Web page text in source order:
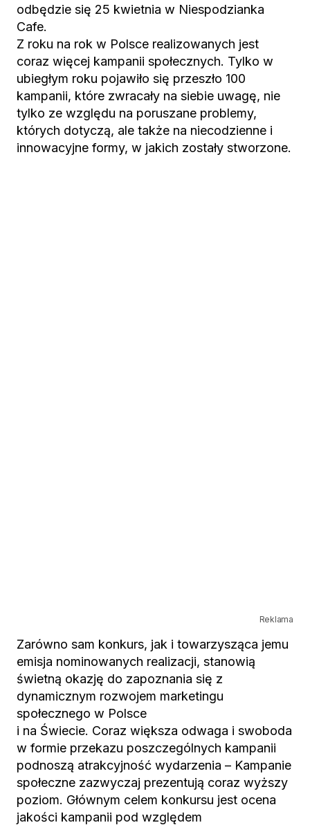
odbędzie się 25 kwietnia w Niespodzianka
Cafe.
Z roku na rok w Polsce realizowanych jest
coraz więcej kampanii społecznych. Tylko w
ubiegłym roku pojawiło się przeszło 100
kampanii, które zwracały na siebie uwagę, nie
tylko ze względu na poruszane problemy,
których dotyczą, ale także na niecodzienne i
innowacyjne formy, w jakich zostały stworzone.
Reklama
Zarówno sam konkurs, jak i towarzysząca jemu
emisja nominowanych realizacji, stanowią
świetną okazję do zapoznania się z
dynamicznym rozwojem marketingu
społecznego w Polsce
i na Świecie. Coraz większa odwaga i swoboda
w formie przekazu poszczególnych kampanii
podnoszą atrakcyjność wydarzenia – Kampanie
społeczne zazwyczaj prezentują coraz wyższy
poziom. Głównym celem konkursu jest ocena
jakości kampanii pod względem